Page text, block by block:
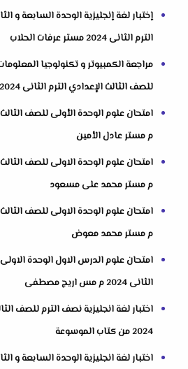
إختبار لغة إنجليزية الوحدة السابعة و
الترم الثانى 2024 مستر عرفات الحلاب
مراجعة الكمبيوتر و تكنولوجيا
للصف الثالث الإعدادي الترم الثانى 2024 مس فاتن أحمد
م مستر عادل الأمين
م مستر محمد على مسعود
م مستر محمد معوض
امتحان علوم الدرس الاول الوحدة
الثانى 2024 م مس اريج مصطفى
اختبار لغة انجليزية نصف الترم للصف
2024 من كتاب الموسوعة
اختبار لغة انجليزية الوحدة السابعة و